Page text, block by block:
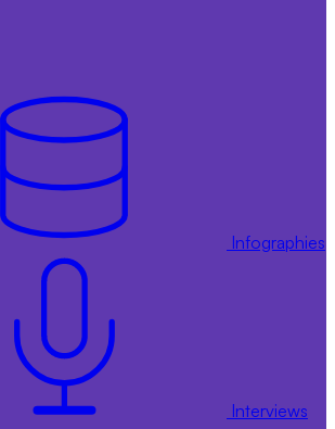
Infographies
Interviews